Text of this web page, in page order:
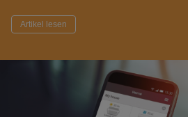
Artikel lesen